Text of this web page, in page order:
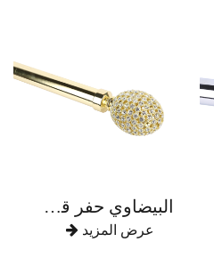
البيضاوي حفر قضيب ستارة سبائك الزنك بالكامل
عرض المزيد